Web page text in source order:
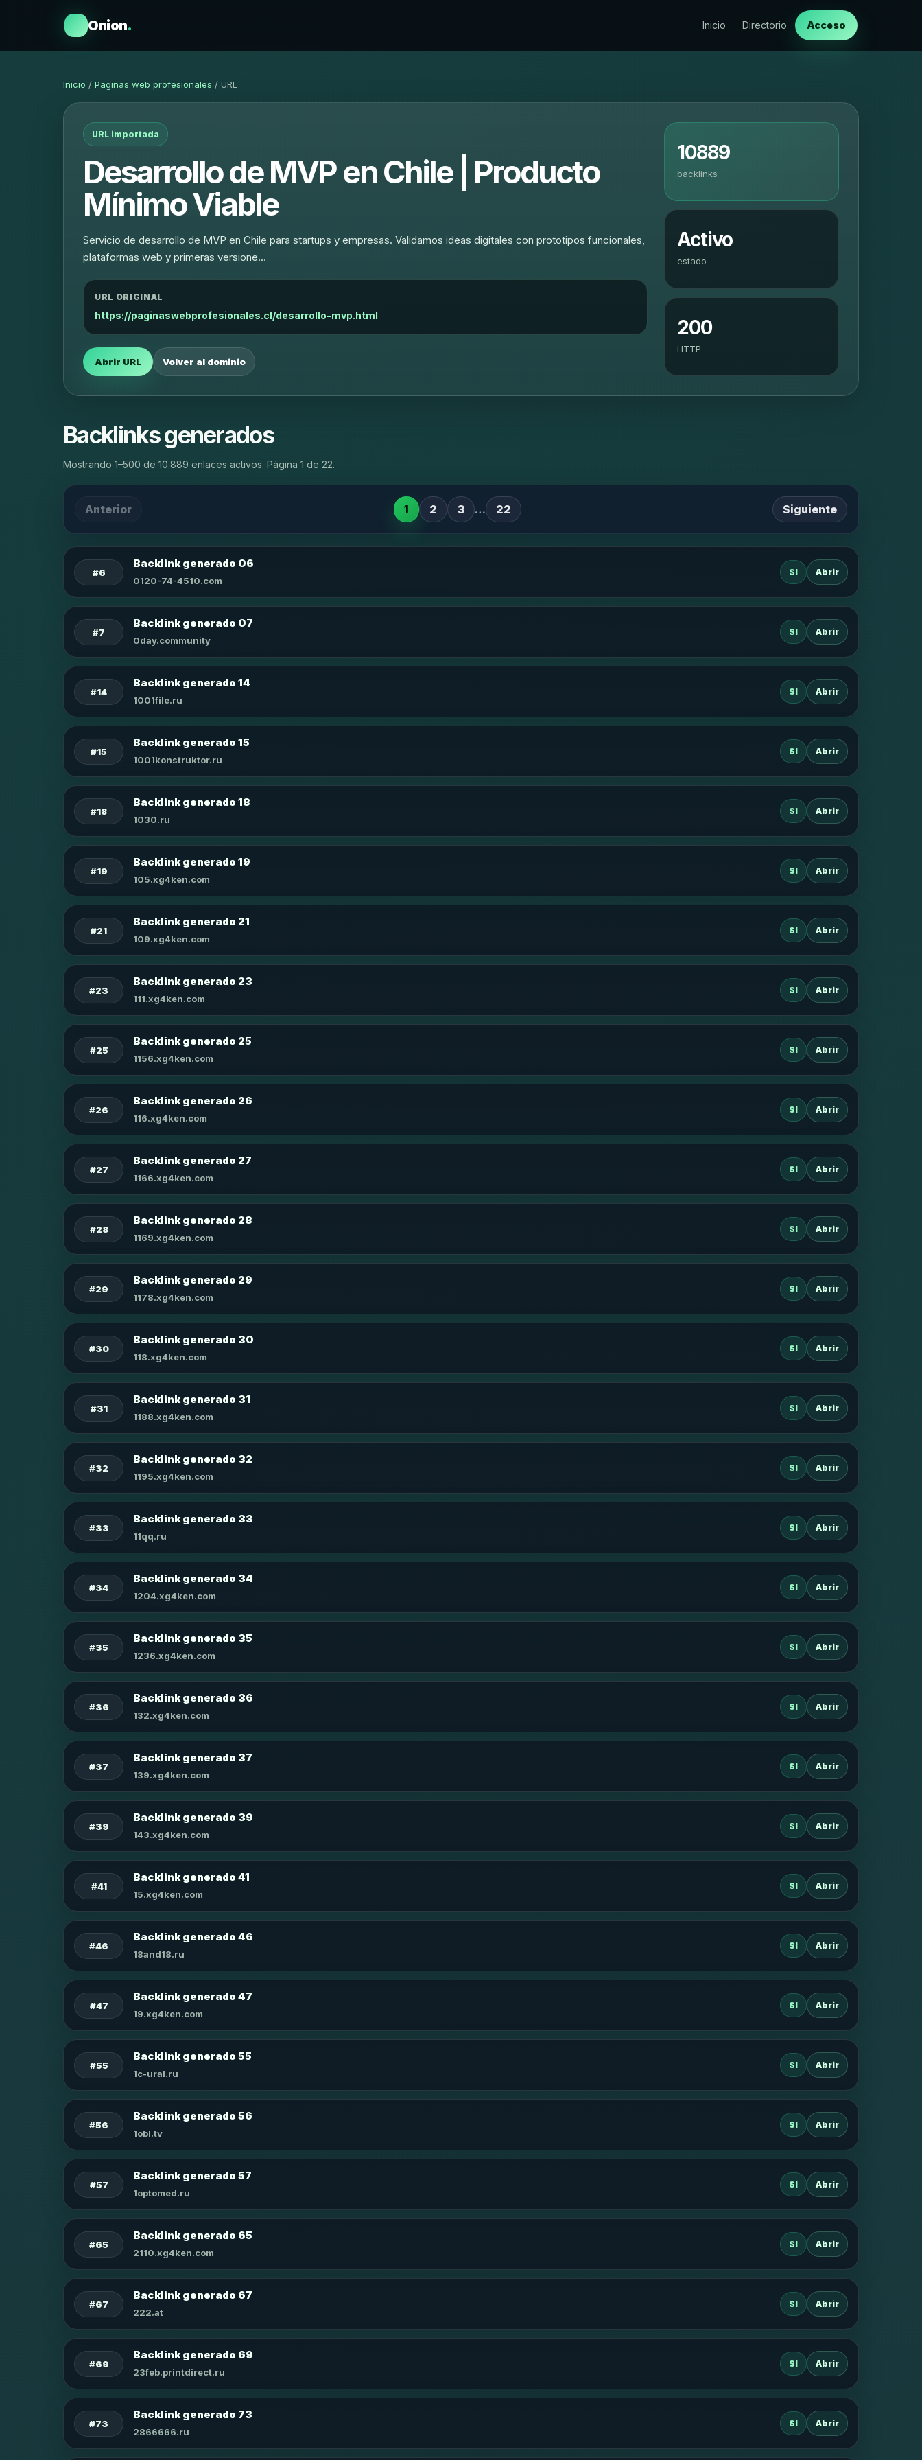
Onion. Inicio Directorio Acceso
Inicio / Paginas web profesionales / URL
URL importada
Desarrollo de MVP en Chile | Producto
Mínimo Viable
Servicio de desarrollo de MVP en Chile para startups y empresas. Validamos ideas digitales con prototipos funcionales,
plataformas web y primeras versione…
URL ORIGINAL
https://paginaswebprofesionales.cl/desarrollo-mvp.html
Abrir URL Volver al dominio
10889
backlinks
Activo
estado
200
HTTP
Backlinks generados
Mostrando 1–500 de 10.889 enlaces activos. Página 1 de 22.
Anterior 1 2 3 … 22 Siguiente
#6
Backlink generado 06
0120-74-4510.com
SI Abrir
#7
Backlink generado 07
0day.community
SI Abrir
#14
Backlink generado 14
1001file.ru
SI Abrir
#15
Backlink generado 15
1001konstruktor.ru
SI Abrir
#18
Backlink generado 18
1030.ru
SI Abrir
#19
Backlink generado 19
105.xg4ken.com
SI Abrir
#21
Backlink generado 21
109.xg4ken.com
SI Abrir
#23
Backlink generado 23
111.xg4ken.com
SI Abrir
#25
Backlink generado 25
1156.xg4ken.com
SI Abrir
#26
Backlink generado 26
116.xg4ken.com
SI Abrir
#27
Backlink generado 27
1166.xg4ken.com
SI Abrir
#28
Backlink generado 28
1169.xg4ken.com
SI Abrir
#29
Backlink generado 29
1178.xg4ken.com
SI Abrir
#30
Backlink generado 30
118.xg4ken.com
SI Abrir
#31
Backlink generado 31
1188.xg4ken.com
SI Abrir
#32
Backlink generado 32
1195.xg4ken.com
SI Abrir
#33
Backlink generado 33
11qq.ru
SI Abrir
#34
Backlink generado 34
1204.xg4ken.com
SI Abrir
#35
Backlink generado 35
1236.xg4ken.com
SI Abrir
#36
Backlink generado 36
132.xg4ken.com
SI Abrir
#37
Backlink generado 37
139.xg4ken.com
SI Abrir
#39
Backlink generado 39
143.xg4ken.com
SI Abrir
#41
Backlink generado 41
15.xg4ken.com
SI Abrir
#46
Backlink generado 46
18and18.ru
SI Abrir
#47
Backlink generado 47
19.xg4ken.com
SI Abrir
#55
Backlink generado 55
1c-ural.ru
SI Abrir
#56
Backlink generado 56
1obl.tv
SI Abrir
#57
Backlink generado 57
1optomed.ru
SI Abrir
#65
Backlink generado 65
2110.xg4ken.com
SI Abrir
#67
Backlink generado 67
222.at
SI Abrir
#69
Backlink generado 69
23feb.printdirect.ru
SI Abrir
#73
Backlink generado 73
2866666.ru
SI Abrir